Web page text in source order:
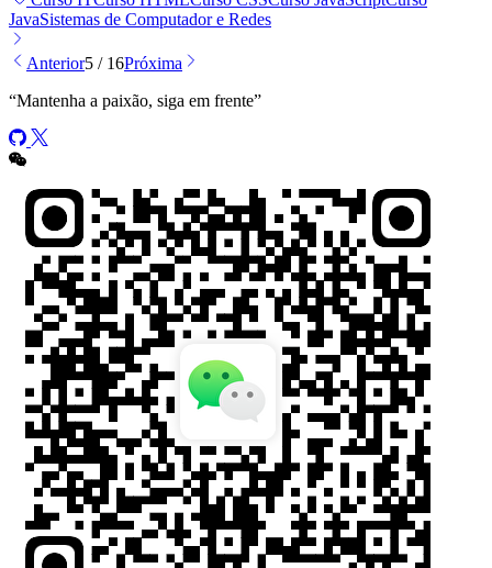
JavaSistemas de Computador e Redes
Anterior5 / 16Próxima
“Mantenha a paixão, siga em frente”